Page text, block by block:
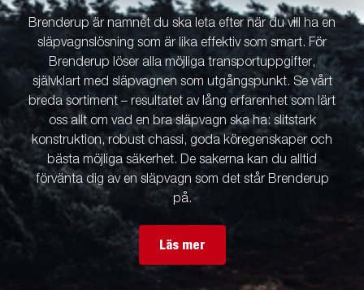
Brenderup är namnet du ska leta efter när du vill ha en
släpvagnslösning som är lika effektiv som smart. För
Brenderup löser alla möjliga transportuppgifter,
självklart med släpvagnen som utgångspunkt. Se vårt
breda sortiment – resultatet av lång erfarenhet som lärt
oss allt om vad en bra släpvagn ska ha: slitstark
konstruktion, robust chassi, goda köregenskaper och
bästa möjliga säkerhet. De sakerna kan du alltid
förvänta dig av en släpvagn som det står Brenderup
på.
Läs mer